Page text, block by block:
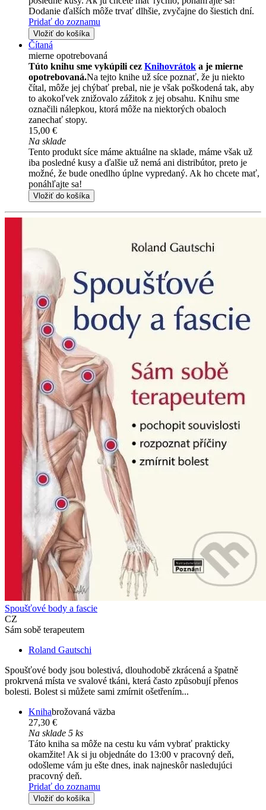
Dodanie ďalších môže trvať dlhšie, zvyčajne do šiestich dní.
Pridať do zoznamu
Vložiť do košíka
Čítaná
mierne opotrebovaná
Túto knihu sme vykúpili cez Knihovrátok a je mierne
opotrebovaná.Na tejto knihe už síce poznať, že ju niekto
čítal, môže jej chýbať prebal, nie je však poškodená tak, aby
to akokoľvek znižovalo zážitok z jej obsahu. Knihu sme
označili nálepkou, ktorá môže na niektorých obaloch
zanechať stopy.
15,00 €
Na sklade
Tento produkt síce máme aktuálne na sklade, máme však už
iba posledné kusy a ďalšie už nemá ani distribútor, preto je
možné, že bude onedlho úplne vypredaný. Ak ho chcete mať,
ponáhľajte sa!
Vložiť do košíka
Spoušťové body a fascie
CZ
Sám sobě terapeutem
Roland Gautschi
Spoušťové body jsou bolestivá, dlouhodobě zkrácená a špatně
prokrvená místa ve svalové tkáni, která často způsobují přenos
bolesti. Bolest si můžete sami zmírnit ošetřením...
Knihabrožovaná väzba
27,30 €
Na sklade 5 ks
Táto kniha sa môže na cestu ku vám vybrať prakticky
okamžite! Ak si ju objednáte do 13:00 v pracovný deň,
odošleme vám ju ešte dnes, inak najneskôr nasledujúci
pracovný deň.
Pridať do zoznamu
Vložiť do košíka